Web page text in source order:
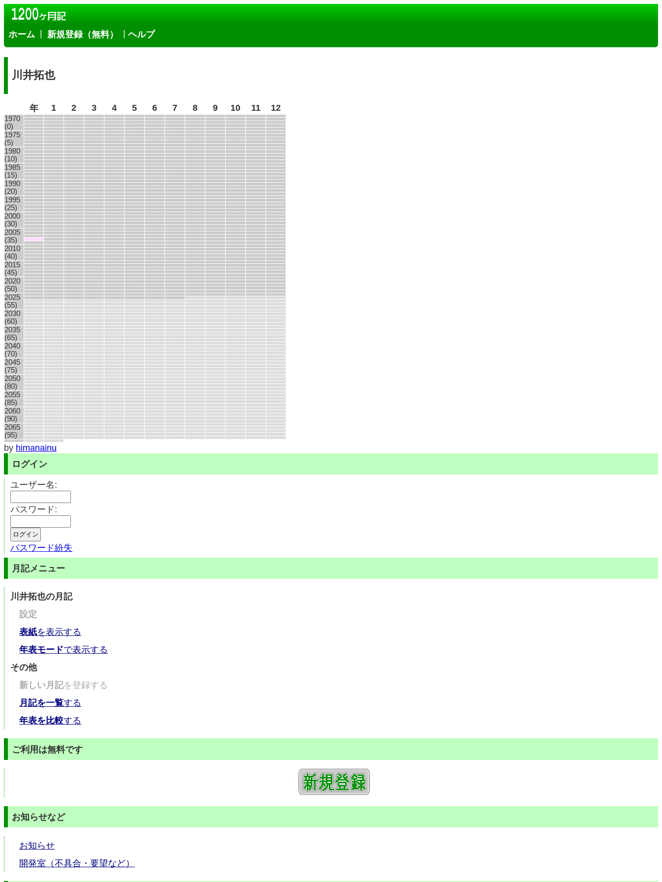
ホーム | 新規登録（無料） |ヘルプ
川井拓也
年 1 2 3 4 5 6 7 8 9 10 11 12
1970
(0)
1975
(5)
1980
(10)
1985
(15)
1990
(20)
1995
(25)
2000
(30)
2005
(35)
2010
(40)
2015
(45)
2020
(50)
2025
(55)
2030
(60)
2035
(65)
2040
(70)
2045
(75)
2050
(80)
2055
(85)
2060
(90)
2065
(95)
by himanainu
ログイン
ユーザー名:
パスワード:
パスワード紛失
月記メニュー
川井拓也の月記
設定
表紙を表示する
年表モードで表示する
その他
新しい月記を登録する
月記を一覧する
年表を比較する
ご利用は無料です
お知らせなど
お知らせ
開発室（不具合・要望など）